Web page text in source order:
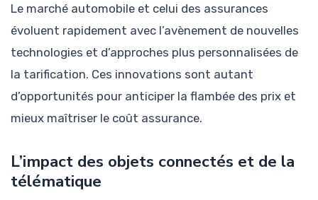
Le marché automobile et celui des assurances
évoluent rapidement avec l’avènement de nouvelles
technologies et d’approches plus personnalisées de
la tarification. Ces innovations sont autant
d’opportunités pour anticiper la flambée des prix et
mieux maîtriser le coût assurance.
L’impact des objets connectés et de la
télématique